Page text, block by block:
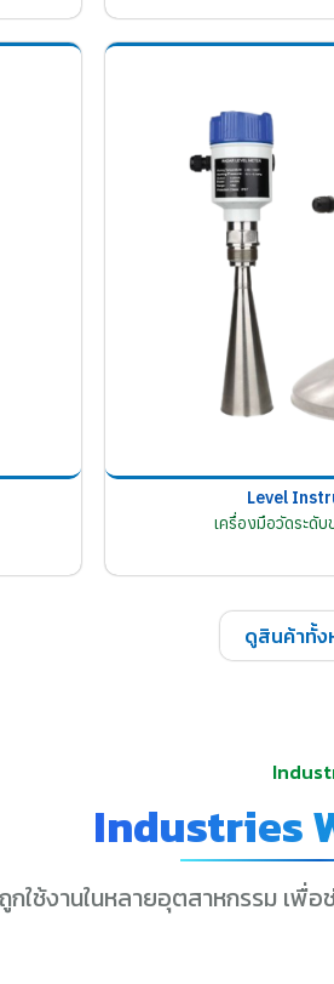
Level
เครื่องมือวัดระดับ
ดูสินค้าทั้
Industries
กใช้งานในหลายอุตสาหกรรม เ